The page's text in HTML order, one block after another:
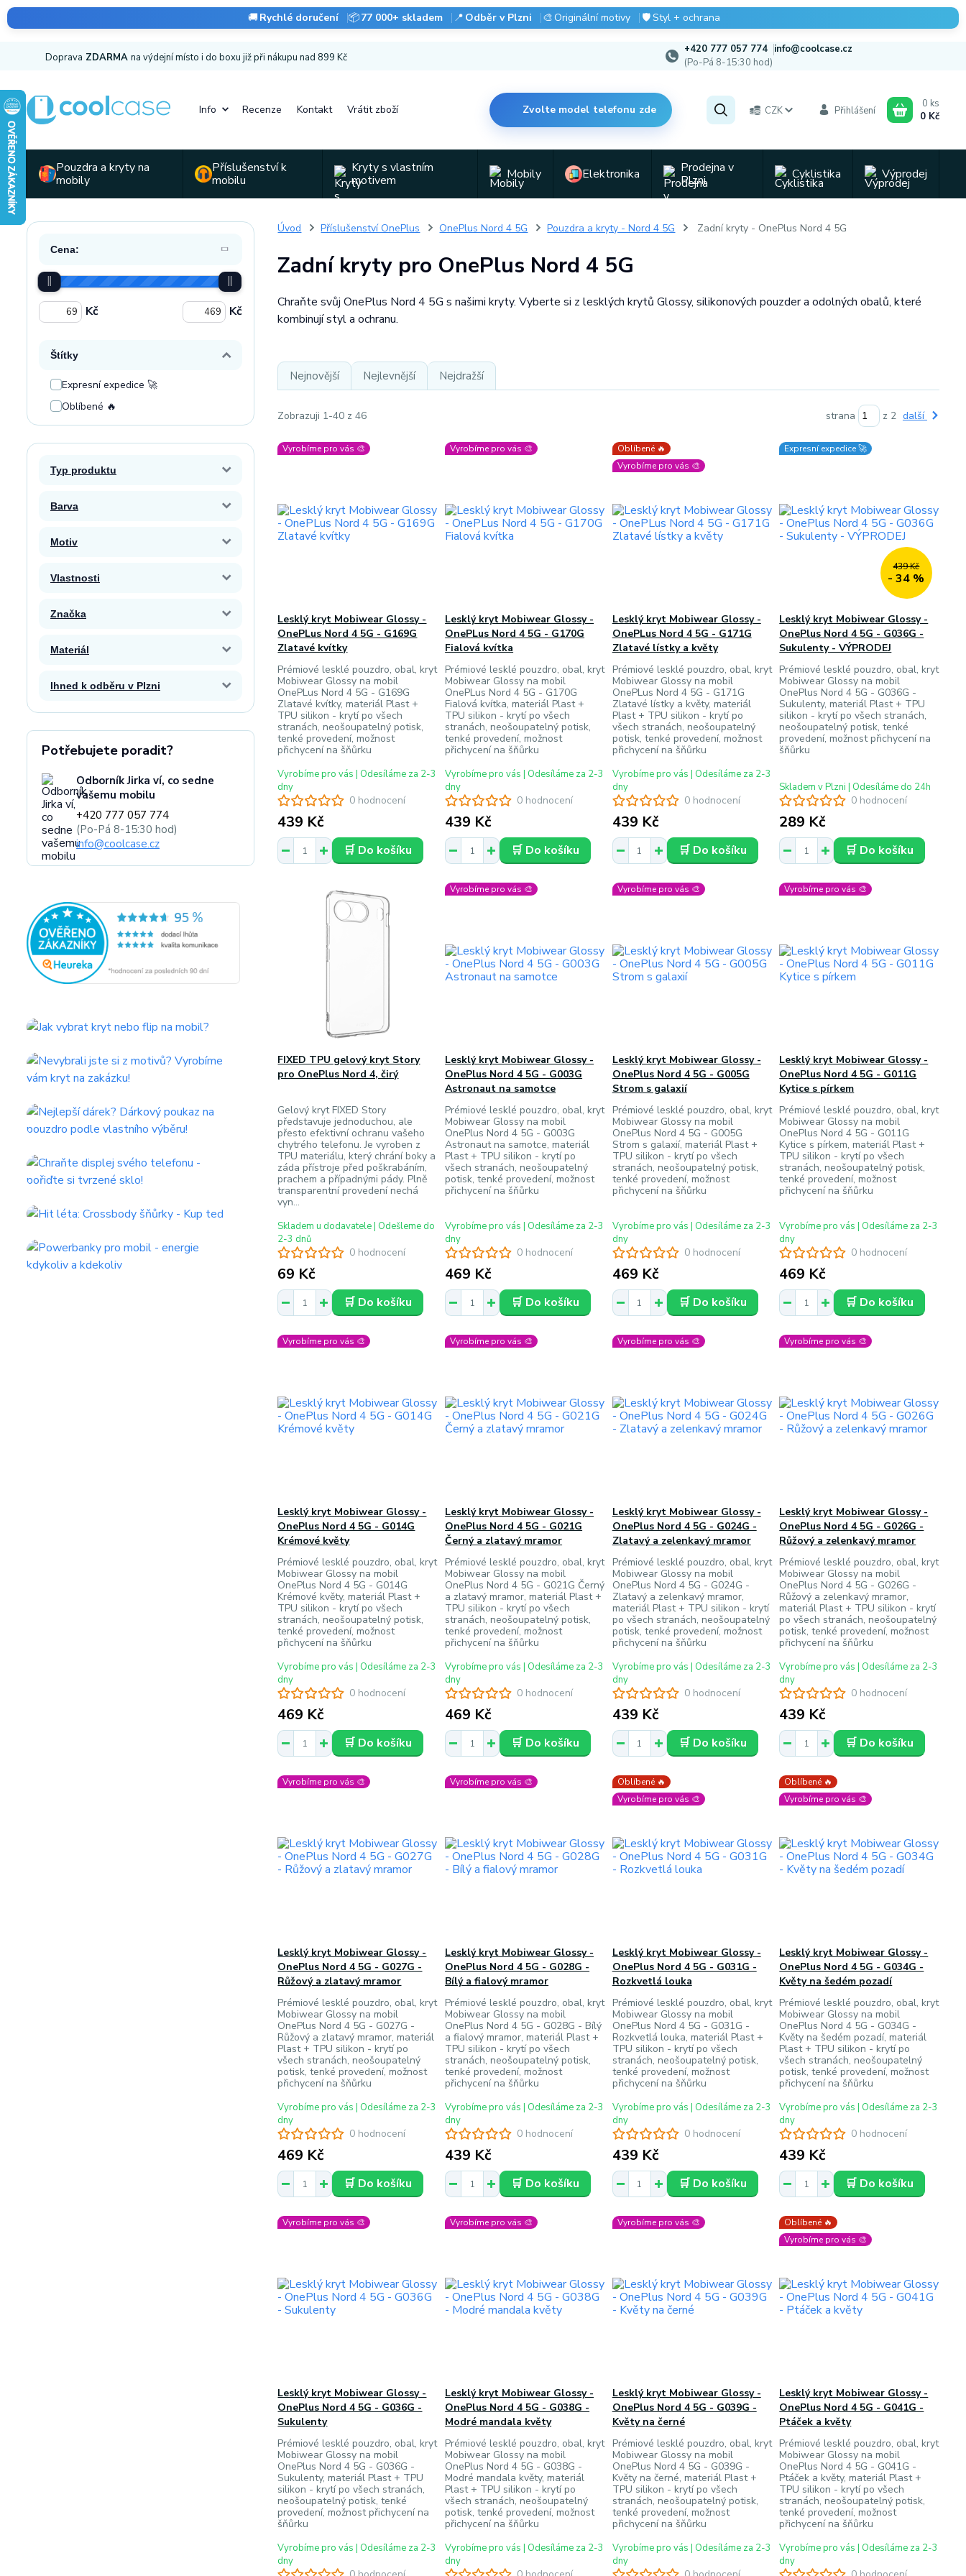
🚚Rychlé doručení 📦77 000+ skladem 📍 Odběr v Plzni 🎨Originální motivy 🛡️Styl + ochrana
Doprava ZDARMA na výdejní místo i do boxu již při nákupu nad 899 Kč
+420 777 057 774 info@coolcase.cz
(Po-Pá 8-15:30 hod)
Info Recenze Kontakt Vrátit zboží Zvolte model telefonu zde CZK Přihlášení
0 ks
0 Kč
Pouzdra a kryty na
mobily
Příslušenství k
mobilu
Kryty s vlastním
motivem
Mobily Elektronika
Prodejna v
Plzni
Cyklistika Výprodej
Cena:
Kč Kč
Štítky
Expresní expedice 🚀
Oblíbené 🔥
Typ produktu
Barva
Motiv
Vlastnosti
Značka
Materiál
Ihned k odběru v Plzni
Potřebujete poradit?
Odborník Jirka ví, co sedne
vašemu mobilu
+420 777 057 774
(Po-Pá 8-15:30 hod)
info@coolcase.cz
Úvod Příslušenství OnePlus OnePlus Nord 4 5G Pouzdra a kryty - Nord 4 5G Zadní kryty - OnePlus Nord 4 5G
Zadní kryty pro OnePlus Nord 4 5G
Chraňte svůj OnePlus Nord 4 5G s našimi kryty. Vyberte si z lesklých krytů Glossy, silikonových pouzder a odolných obalů, které
kombinují styl a ochranu.
Nejnovější Nejlevnější Nejdražší
Zobrazuji 1-40 z 46 strana z 2 další
Vyrobíme pro vás 🎨
0 hodnocení
Lesklý kryt Mobiwear Glossy -
OnePLus Nord 4 5G - G169G
Zlatavé kvítky
Prémiové lesklé pouzdro, obal, kryt
Mobiwear Glossy na mobil
OnePLus Nord 4 5G - G169G
Zlatavé kvítky, materiál Plast +
TPU silikon - krytí po všech
stranách, neošoupatelný potisk,
tenké provedení, možnost
přichycení na šňůrku
439 Kč
Vyrobíme pro vás | Odesíláme za 2-3
dny
🛒 Do košíku
Vyrobíme pro vás 🎨
0 hodnocení
Lesklý kryt Mobiwear Glossy -
OnePLus Nord 4 5G - G170G
Fialová kvítka
Prémiové lesklé pouzdro, obal, kryt
Mobiwear Glossy na mobil
OnePLus Nord 4 5G - G170G
Fialová kvítka, materiál Plast +
TPU silikon - krytí po všech
stranách, neošoupatelný potisk,
tenké provedení, možnost
přichycení na šňůrku
439 Kč
Vyrobíme pro vás | Odesíláme za 2-3
dny
🛒 Do košíku
Oblíbené 🔥
Vyrobíme pro vás 🎨
0 hodnocení
Lesklý kryt Mobiwear Glossy -
OnePLus Nord 4 5G - G171G
Zlatavé lístky a květy
Prémiové lesklé pouzdro, obal, kryt
Mobiwear Glossy na mobil
OnePLus Nord 4 5G - G171G
Zlatavé lístky a květy, materiál
Plast + TPU silikon - krytí po
všech stranách, neošoupatelný
potisk, tenké provedení, možnost
přichycení na šňůrku
439 Kč
Vyrobíme pro vás | Odesíláme za 2-3
dny
🛒 Do košíku
Expresní expedice 🚀
439 Kč
- 34 %
0 hodnocení
Lesklý kryt Mobiwear Glossy -
OnePlus Nord 4 5G - G036G -
Sukulenty - VÝPRODEJ
Prémiové lesklé pouzdro, obal, kryt
Mobiwear Glossy na mobil
OnePlus Nord 4 5G - G036G -
Sukulenty, materiál Plast + TPU
silikon - krytí po všech stranách,
neošoupatelný potisk, tenké
provedení, možnost přichycení na
šňůrku
289 Kč
Skladem v Plzni | Odesíláme do 24h
🛒 Do košíku
0 hodnocení
FIXED TPU gelový kryt Story
pro OnePlus Nord 4, čirý
Gelový kryt FIXED Story
představuje jednoduchou, ale
přesto efektivní ochranu vašeho
chytrého telefonu. Je vyroben z
TPU materiálu, který chrání boky a
záda přístroje před poškrabáním,
prachem a případnými pády. Plně
transparentní provedení nechá
vyn...
69 Kč
Skladem u dodavatele | Odešleme do
2-3 dnů
🛒 Do košíku
Vyrobíme pro vás 🎨
0 hodnocení
Lesklý kryt Mobiwear Glossy -
OnePlus Nord 4 5G - G003G
Astronaut na samotce
Prémiové lesklé pouzdro, obal, kryt
Mobiwear Glossy na mobil
OnePlus Nord 4 5G - G003G
Astronaut na samotce, materiál
Plast + TPU silikon - krytí po
všech stranách, neošoupatelný
potisk, tenké provedení, možnost
přichycení na šňůrku
469 Kč
Vyrobíme pro vás | Odesíláme za 2-3
dny
🛒 Do košíku
Vyrobíme pro vás 🎨
0 hodnocení
Lesklý kryt Mobiwear Glossy -
OnePlus Nord 4 5G - G005G
Strom s galaxií
Prémiové lesklé pouzdro, obal, kryt
Mobiwear Glossy na mobil
OnePlus Nord 4 5G - G005G
Strom s galaxií, materiál Plast +
TPU silikon - krytí po všech
stranách, neošoupatelný potisk,
tenké provedení, možnost
přichycení na šňůrku
469 Kč
Vyrobíme pro vás | Odesíláme za 2-3
dny
🛒 Do košíku
Vyrobíme pro vás 🎨
0 hodnocení
Lesklý kryt Mobiwear Glossy -
OnePlus Nord 4 5G - G011G
Kytice s pírkem
Prémiové lesklé pouzdro, obal, kryt
Mobiwear Glossy na mobil
OnePlus Nord 4 5G - G011G
Kytice s pírkem, materiál Plast +
TPU silikon - krytí po všech
stranách, neošoupatelný potisk,
tenké provedení, možnost
přichycení na šňůrku
469 Kč
Vyrobíme pro vás | Odesíláme za 2-3
dny
🛒 Do košíku
Vyrobíme pro vás 🎨
0 hodnocení
Lesklý kryt Mobiwear Glossy -
OnePlus Nord 4 5G - G014G
Krémové květy
Prémiové lesklé pouzdro, obal, kryt
Mobiwear Glossy na mobil
OnePlus Nord 4 5G - G014G
Krémové květy, materiál Plast +
TPU silikon - krytí po všech
stranách, neošoupatelný potisk,
tenké provedení, možnost
přichycení na šňůrku
469 Kč
Vyrobíme pro vás | Odesíláme za 2-3
dny
🛒 Do košíku
Vyrobíme pro vás 🎨
0 hodnocení
Lesklý kryt Mobiwear Glossy -
OnePlus Nord 4 5G - G021G
Černý a zlatavý mramor
Prémiové lesklé pouzdro, obal, kryt
Mobiwear Glossy na mobil
OnePlus Nord 4 5G - G021G Černý
a zlatavý mramor, materiál Plast +
TPU silikon - krytí po všech
stranách, neošoupatelný potisk,
tenké provedení, možnost
přichycení na šňůrku
469 Kč
Vyrobíme pro vás | Odesíláme za 2-3
dny
🛒 Do košíku
Vyrobíme pro vás 🎨
0 hodnocení
Lesklý kryt Mobiwear Glossy -
OnePlus Nord 4 5G - G024G -
Zlatavý a zelenkavý mramor
Prémiové lesklé pouzdro, obal, kryt
Mobiwear Glossy na mobil
OnePlus Nord 4 5G - G024G -
Zlatavý a zelenkavý mramor,
materiál Plast + TPU silikon - krytí
po všech stranách, neošoupatelný
potisk, tenké provedení, možnost
přichycení na šňůrku
439 Kč
Vyrobíme pro vás | Odesíláme za 2-3
dny
🛒 Do košíku
Vyrobíme pro vás 🎨
0 hodnocení
Lesklý kryt Mobiwear Glossy -
OnePlus Nord 4 5G - G026G -
Růžový a zelenkavý mramor
Prémiové lesklé pouzdro, obal, kryt
Mobiwear Glossy na mobil
OnePlus Nord 4 5G - G026G -
Růžový a zelenkavý mramor,
materiál Plast + TPU silikon - krytí
po všech stranách, neošoupatelný
potisk, tenké provedení, možnost
přichycení na šňůrku
439 Kč
Vyrobíme pro vás | Odesíláme za 2-3
dny
🛒 Do košíku
Vyrobíme pro vás 🎨
0 hodnocení
Lesklý kryt Mobiwear Glossy -
OnePlus Nord 4 5G - G027G -
Růžový a zlatavý mramor
Prémiové lesklé pouzdro, obal, kryt
Mobiwear Glossy na mobil
OnePlus Nord 4 5G - G027G -
Růžový a zlatavý mramor, materiál
Plast + TPU silikon - krytí po
všech stranách, neošoupatelný
potisk, tenké provedení, možnost
přichycení na šňůrku
469 Kč
Vyrobíme pro vás | Odesíláme za 2-3
dny
🛒 Do košíku
Vyrobíme pro vás 🎨
0 hodnocení
Lesklý kryt Mobiwear Glossy -
OnePlus Nord 4 5G - G028G -
Bílý a fialový mramor
Prémiové lesklé pouzdro, obal, kryt
Mobiwear Glossy na mobil
OnePlus Nord 4 5G - G028G - Bílý
a fialový mramor, materiál Plast +
TPU silikon - krytí po všech
stranách, neošoupatelný potisk,
tenké provedení, možnost
přichycení na šňůrku
439 Kč
Vyrobíme pro vás | Odesíláme za 2-3
dny
🛒 Do košíku
Oblíbené 🔥
Vyrobíme pro vás 🎨
0 hodnocení
Lesklý kryt Mobiwear Glossy -
OnePlus Nord 4 5G - G031G -
Rozkvetlá louka
Prémiové lesklé pouzdro, obal, kryt
Mobiwear Glossy na mobil
OnePlus Nord 4 5G - G031G -
Rozkvetlá louka, materiál Plast +
TPU silikon - krytí po všech
stranách, neošoupatelný potisk,
tenké provedení, možnost
přichycení na šňůrku
439 Kč
Vyrobíme pro vás | Odesíláme za 2-3
dny
🛒 Do košíku
Oblíbené 🔥
Vyrobíme pro vás 🎨
0 hodnocení
Lesklý kryt Mobiwear Glossy -
OnePlus Nord 4 5G - G034G -
Květy na šedém pozadí
Prémiové lesklé pouzdro, obal, kryt
Mobiwear Glossy na mobil
OnePlus Nord 4 5G - G034G -
Květy na šedém pozadí, materiál
Plast + TPU silikon - krytí po
všech stranách, neošoupatelný
potisk, tenké provedení, možnost
přichycení na šňůrku
439 Kč
Vyrobíme pro vás | Odesíláme za 2-3
dny
🛒 Do košíku
Vyrobíme pro vás 🎨
Lesklý kryt Mobiwear Glossy -
OnePlus Nord 4 5G - G036G -
Sukulenty
Prémiové lesklé pouzdro, obal, kryt
Mobiwear Glossy na mobil
OnePlus Nord 4 5G - G036G -
Sukulenty, materiál Plast + TPU
silikon - krytí po všech stranách,
neošoupatelný potisk, tenké
provedení, možnost přichycení na
šňůrku
Vyrobíme pro vás | Odesíláme za 2-3
dny
Vyrobíme pro vás 🎨
Lesklý kryt Mobiwear Glossy -
OnePlus Nord 4 5G - G038G -
Modré mandala květy
Prémiové lesklé pouzdro, obal, kryt
Mobiwear Glossy na mobil
OnePlus Nord 4 5G - G038G -
Modré mandala květy, materiál
Plast + TPU silikon - krytí po
všech stranách, neošoupatelný
potisk, tenké provedení, možnost
přichycení na šňůrku
Vyrobíme pro vás | Odesíláme za 2-3
dny
Vyrobíme pro vás 🎨
Lesklý kryt Mobiwear Glossy -
OnePlus Nord 4 5G - G039G -
Květy na černé
Prémiové lesklé pouzdro, obal, kryt
Mobiwear Glossy na mobil
OnePlus Nord 4 5G - G039G -
Květy na černé, materiál Plast +
TPU silikon - krytí po všech
stranách, neošoupatelný potisk,
tenké provedení, možnost
přichycení na šňůrku
Vyrobíme pro vás | Odesíláme za 2-3
dny
Oblíbené 🔥
Vyrobíme pro vás 🎨
Lesklý kryt Mobiwear Glossy -
OnePlus Nord 4 5G - G041G -
Ptáček a květy
Prémiové lesklé pouzdro, obal, kryt
Mobiwear Glossy na mobil
OnePlus Nord 4 5G - G041G -
Ptáček a květy, materiál Plast +
TPU silikon - krytí po všech
stranách, neošoupatelný potisk,
tenké provedení, možnost
přichycení na šňůrku
Vyrobíme pro vás | Odesíláme za 2-3
dny